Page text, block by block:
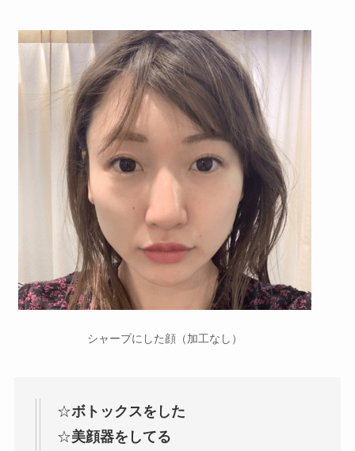
シャープにした顔（加工なし）
☆ボトックスをした
☆美顔器をしてる